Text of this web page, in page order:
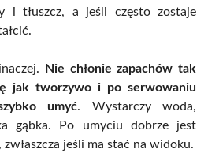
i tłuszcz, a jeśli często zostaje
Nie chłonie zapachów tak
jak tworzywo i po serwowaniu
umyć. Wystarczy woda,
gąbka. Po umyciu dobrze jest
jeśli ma stać na widoku.